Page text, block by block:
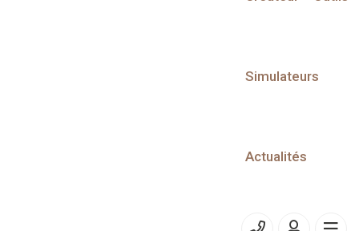
Simulateurs
Actualités